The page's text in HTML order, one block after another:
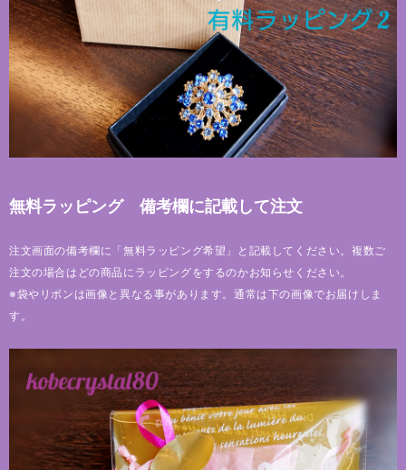
無料ラッピング 備考欄に記載して注文
注文画面の備考欄に「無料ラッピング希望」と記載してください。複数ご
注文の場合はどの商品にラッピングをするのかお知らせください。
※袋やリボンは画像と異なる事があります。通常は下の画像でお届けしま
す。